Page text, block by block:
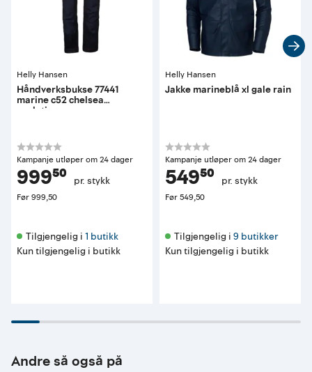
Helly Hansen
Håndverksbukse 77441
marine c52 chelsea
evolution
Kampanje utløper om 24 dager
999⁵⁰ pr. stykk
Før999,50
Tilgjengelig i 1 butikk
Kun tilgjengelig i butikk
Helly Hansen
Jakke marineblå xl gale rain
Kampanje utløper om 24 dager
549⁵⁰ pr. stykk
Før549,50
Tilgjengelig i 9 butikker
Kun tilgjengelig i butikk
Andre så også på